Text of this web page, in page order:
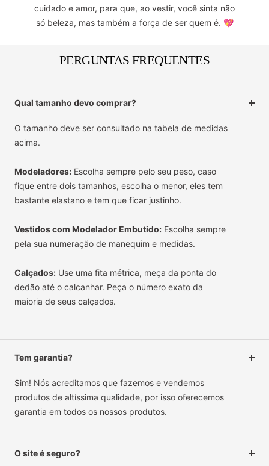
cuidado e amor, para que, ao vestir, você sinta não
só beleza, mas também a força de ser quem é. 💖
PERGUNTAS FREQUENTES
Qual tamanho devo comprar?
O tamanho deve ser consultado na tabela de medidas
acima.
Modeladores: Escolha sempre pelo seu peso, caso
fique entre dois tamanhos, escolha o menor, eles tem
bastante elastano e tem que ficar justinho.
Vestidos com Modelador Embutido: Escolha sempre
pela sua numeração de manequim e medidas.
Calçados: Use uma fita métrica, meça da ponta do
dedão até o calcanhar. Peça o número exato da
maioria de seus calçados.
Tem garantia?
Sim! Nós acreditamos que fazemos e vendemos
produtos de altíssima qualidade, por isso oferecemos
garantia em todos os nossos produtos.
O site é seguro?